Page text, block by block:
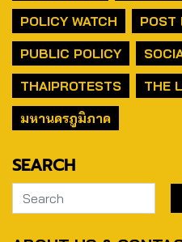
POLICY WATCH
POST
PUBLIC POLICY
THAIPROTESTS
THE
มหานครภูมิภาค
SEARCH